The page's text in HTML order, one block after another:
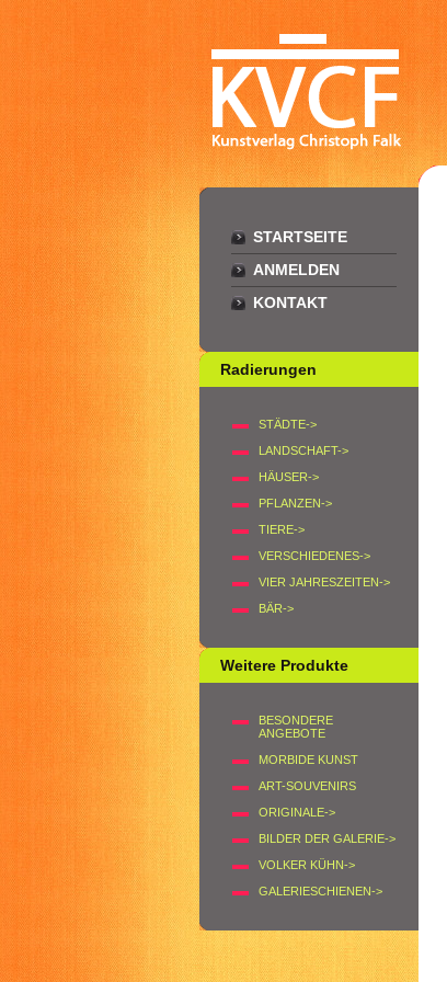
STARTSEITE
ANMELDEN
KONTAKT
Radierungen
STÄDTE->
LANDSCHAFT->
HÄUSER->
PFLANZEN->
TIERE->
VERSCHIEDENES->
VIER JAHRESZEITEN->
BÄR->
Weitere Produkte
BESONDERE
ANGEBOTE
MORBIDE KUNST
ART-SOUVENIRS
ORIGINALE->
BILDER DER GALERIE->
VOLKER KÜHN->
GALERIESCHIENEN->